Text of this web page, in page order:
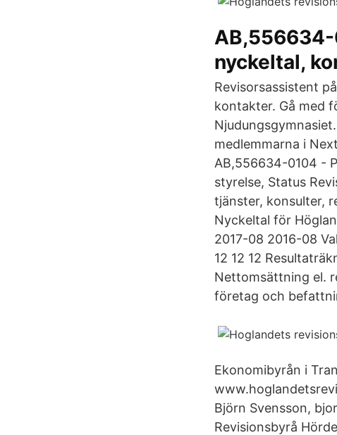
nyckeltal,
Revisorsassistent
kontakter. Gå med
medlemmarna i
AB,556634-0104 -
styrelse, Status
tjänster, konsulter,
Nyckeltal för
2017-08 2016-08
12 12 12
Nettomsättning el.
företag och
Ekonomibyrån i
Björn Svensson,
Revisionsbyrå